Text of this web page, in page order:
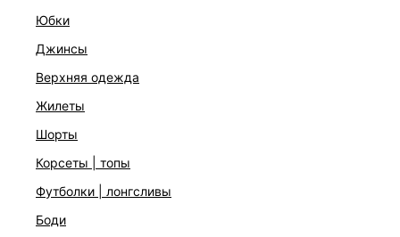
юбки
джинсы
верхняя одежда
жилеты
шорты
корсеты | топы
футболки | лонгсливы
боди
6 599 ₽-61%